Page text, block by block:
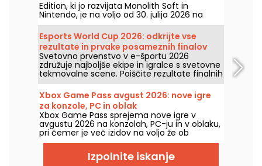
Edition, ki jo razvijata Monolith Soft in
Nintendo, je na voljo od 30. julija 2026 na
Nintendo Switch 2. Ta nova različica izboljša
zmogljivost RPG-ja in dodaja več ekskluzivnih
vsebin.
Esports World Cup 2026: odkrijte vse
rezultate in prvake posameznih finalov
Svetovno prvenstvo v e-športu 2026
združuje najboljše ekipe in igralce s svetovne
tekmovalne scene. Poiščite rezultate finalnih
tekem, števila točk, zmagovalce
posameznih turnirjev in koledar prihodnjih
dvobojev.
Xbox Game Pass avgust 2026: nove igre
za konzole, PC in oblak
Xbox Game Pass sprejema nove igre v
avgustu 2026 na konzolah, PC-ju in v oblaku,
pri čemer je več izidov na voljo že ob
lansiranju. Tukaj so glavni dodatki, ki jih je
Microsoft napovedal za naročnike te
Izpolnite iskanje